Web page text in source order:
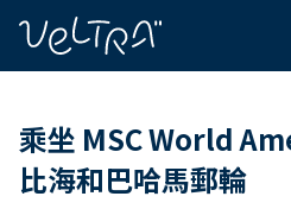
乘坐 MSC World
比海和巴哈馬郵輪